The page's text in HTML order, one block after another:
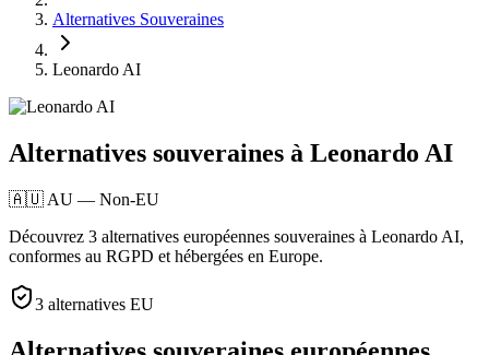
Alternatives Souveraines
Leonardo AI
Alternatives souveraines à Leonardo AI
🇦🇺 AU — Non-EU
Découvrez 3 alternatives européennes souveraines à Leonardo AI,
conformes au RGPD et hébergées en Europe.
3 alternatives EU